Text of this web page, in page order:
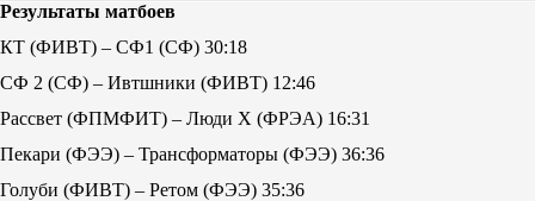
Результаты матбоев
КТ (ФИВТ) – СФ1 (СФ) 30:18
СФ 2 (СФ) – Ивтшники (ФИВТ) 12:46
Рассвет (ФПМФИТ) – Люди X (ФРЭА) 16:31
Пекари (ФЭЭ) – Трансформаторы (ФЭЭ) 36:36
Голуби (ФИВТ) – Ретом (ФЭЭ) 35:36